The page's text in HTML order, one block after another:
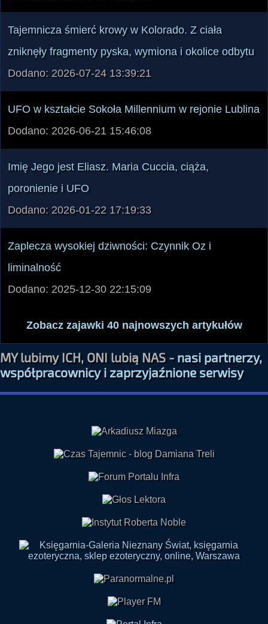
zniknęły fragmenty pyska, wymiona i okolice odbytu
Dodano: 2026-07-24 13:39:21
Dodano: 2026-06-21 15:46:08
poronienie i UFO
Dodano: 2026-01-22 17:19:33
liminalność
Dodano: 2025-12-30 22:15:09
MY lubimy ICH, ONI lubią NAS - nasi partnerzy,
współpracownicy i zaprzyjaźnione serwisy